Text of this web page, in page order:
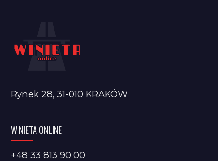
Rynek 28, 31-010 KRAKÓW
WINIETA ONLINE
+48 33 813 90 00